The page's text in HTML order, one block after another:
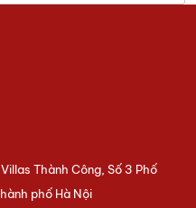
Thành Công, Số 3 Phố
phố Hà Nội